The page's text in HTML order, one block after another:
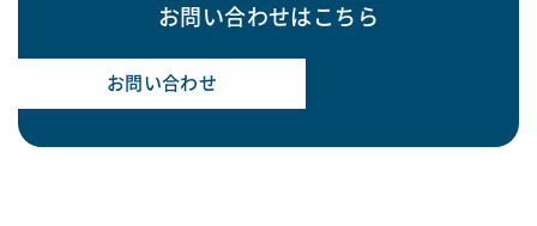
お問い合わせはこちら
お問い合わせ